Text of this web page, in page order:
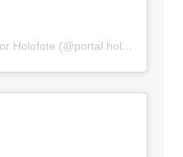
Um post compartilhado por Holofote (@portal.holofote)